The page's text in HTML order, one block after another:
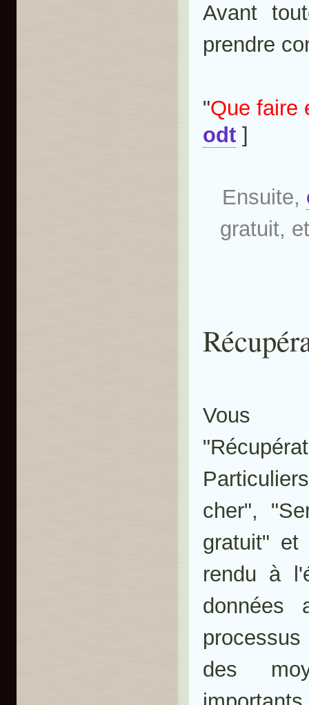
Avant
prendre
"Que faire
odt ]
Ensuite,
gratuit,
Vous
cher",
gratuit" et
rendu à
des